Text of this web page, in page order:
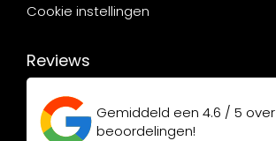
Cookie instellingen
Reviews
Gemiddeld een 4.6 / 5 over
beoordelingen!